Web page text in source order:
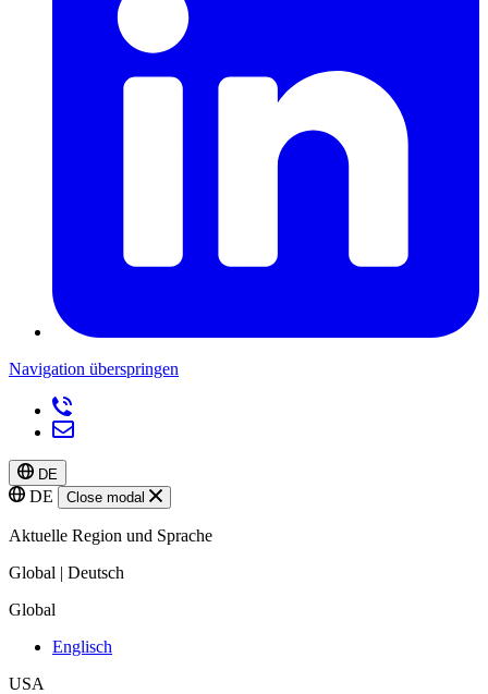
Navigation überspringen
DE
DE Close modal
Aktuelle Region und Sprache
Global | Deutsch
Global
Englisch
USA